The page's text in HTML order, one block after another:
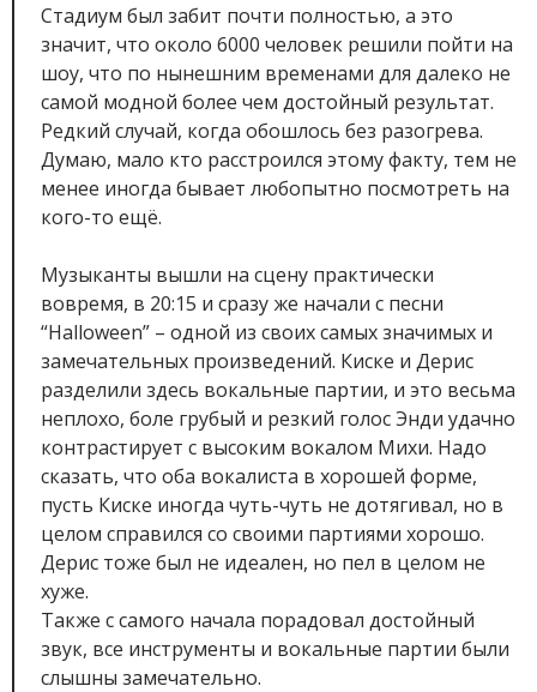
Стадиум был забит почти полностью, а это
значит, что около 6000 человек решили пойти на
шоу, что по нынешним временами для далеко не
самой модной более чем достойный результат.
Редкий случай, когда обошлось без разогрева.
Думаю, мало кто расстроился этому факту, тем не
менее иногда бывает любопытно посмотреть на
кого-то ещё.
Музыканты вышли на сцену практически
вовремя, в 20:15 и сразу же начали с песни
“Halloween” – одной из своих самых значимых и
замечательных произведений. Киске и Дерис
разделили здесь вокальные партии, и это весьма
неплохо, боле грубый и резкий голос Энди удачно
контрастирует с высоким вокалом Михи. Надо
сказать, что оба вокалиста в хорошей форме,
пусть Киске иногда чуть-чуть не дотягивал, но в
целом справился со своими партиями хорошо.
Дерис тоже был не идеален, но пел в целом не
хуже.
Также с самого начала порадовал достойный
звук, все инструменты и вокальные партии были
слышны замечательно.